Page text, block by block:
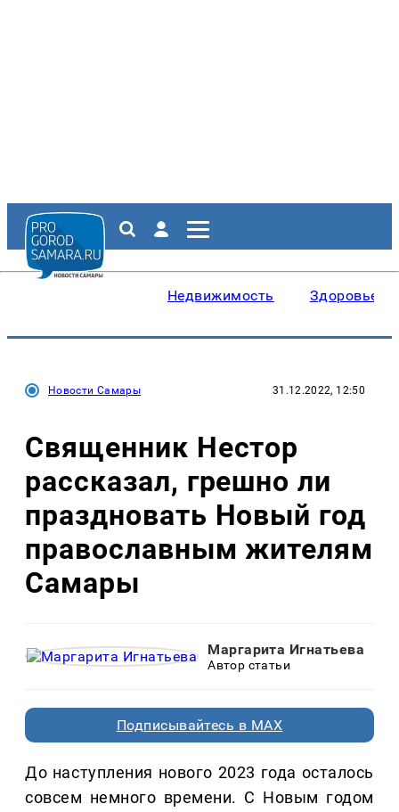
Недвижимость Здоровье
Новости Самары 31.12.2022, 12:50
Священник Нестор
рассказал, грешно ли
праздновать Новый год
православным жителям
Самары
Маргарита Игнатьева
Автор статьи
Подписывайтесь в MAX
До наступления нового 2023 года осталось
совсем немного времени. С Новым годом